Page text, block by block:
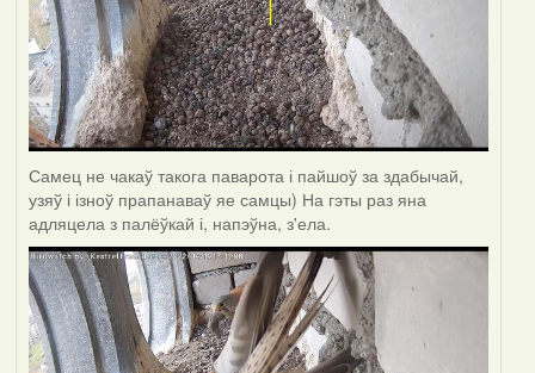
Самец не чакаў такога паварота і пайшоў за здабычай,
узяў і ізноў прапанаваў яе самцы) На гэты раз яна
адляцела з палёўкай і, напэўна, з'ела.